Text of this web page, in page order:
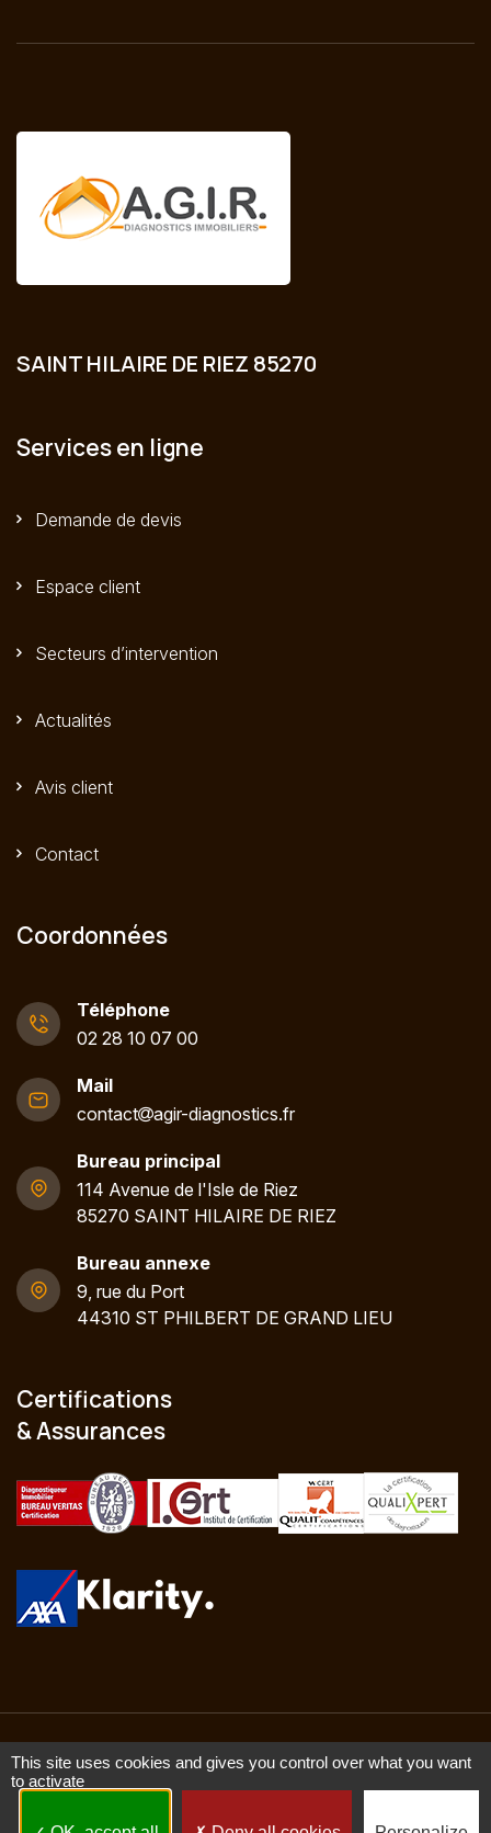
SAINT HILAIRE DE RIEZ 85270
Services en ligne
Demande de devis
Espace client
Secteurs d’intervention
Actualités
Avis client
Contact
Coordonnées
Téléphone
02 28 10 07 00
Mail
contact
agir-diagnostics.fr
Bureau principal
114 Avenue de l'Isle de Riez
85270 SAINT HILAIRE DE RIEZ
Bureau annexe
9, rue du Port
44310 ST PHILBERT DE GRAND LIEU
Certifications
& Assurances
2025 © A.G.I.R Diagnostics -Saint-Hilaire de Riez 85270- RCS
518 911 086 -Mentions légales
This site uses cookies and gives you control over what you want
to activate